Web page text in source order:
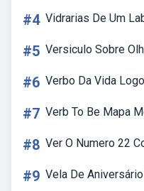
#4 Vidrarias De Um
#5 Versiculo Sobre
#6 Verbo Da Vida Logo
#7 Verb To Be Mapa
#8 Ver O Numero 22
#9 Vela De